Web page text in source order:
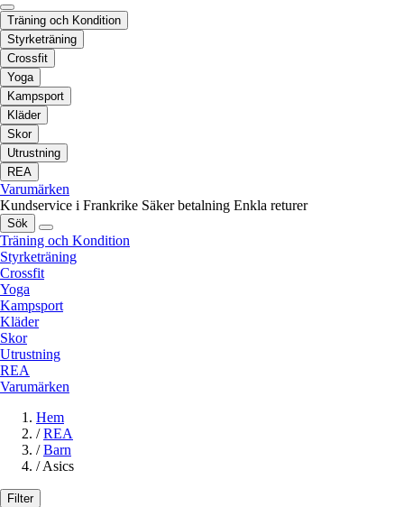
Träning och Kondition
Styrketräning
Crossfit
Yoga
Kampsport
Kläder
Skor
Utrustning
REA
Varumärken
Kundservice i Frankrike Säker betalning Enkla returer
Sök
Träning och Kondition
Styrketräning
Crossfit
Yoga
Kampsport
Kläder
Skor
Utrustning
REA
Varumärken
Hem
/ REA
/ Barn
/Asics
Filter